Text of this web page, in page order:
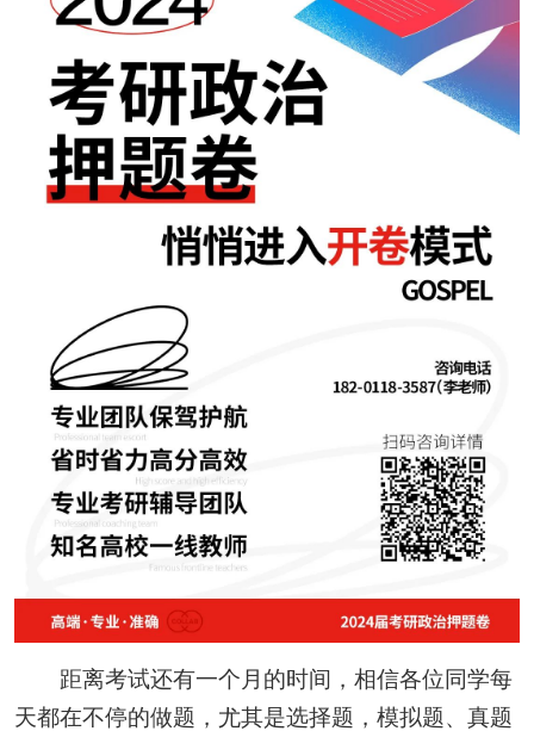
距离考试还有一个月的时间，相信各位同学每
天都在不停的做题，尤其是选择题，模拟题、真题